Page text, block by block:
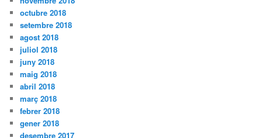
octubre 2018
setembre 2018
agost 2018
juliol 2018
juny 2018
maig 2018
abril 2018
març 2018
febrer 2018
gener 2018
desembre 2017